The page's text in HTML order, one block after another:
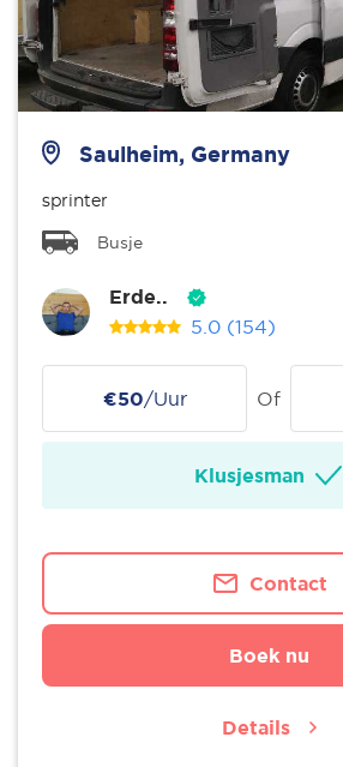
Saulheim, Germany
sprinter
Busje
Erde..
5.0 (154)
€50/Uur Of
Klusjesman
Contact
Boek nu
Details